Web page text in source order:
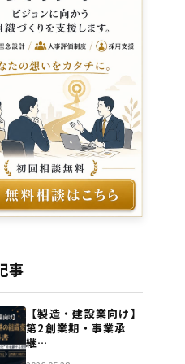
事
【製造・建設業向け】
第2創業期・事業承
継…